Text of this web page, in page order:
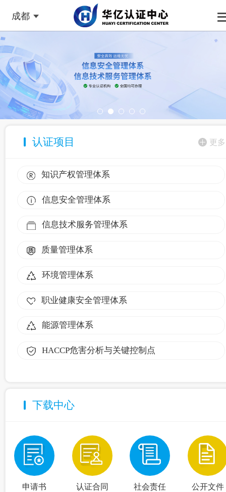
成都
认证项目 更多
知识产权管理体系
信息安全管理体系
信息技术服务管理体系
质量管理体系
环境管理体系
职业健康安全管理体系
能源管理体系
HACCP危害分析与关键控制点
下载中心
申请书 认证合同 社会责任 公开文件